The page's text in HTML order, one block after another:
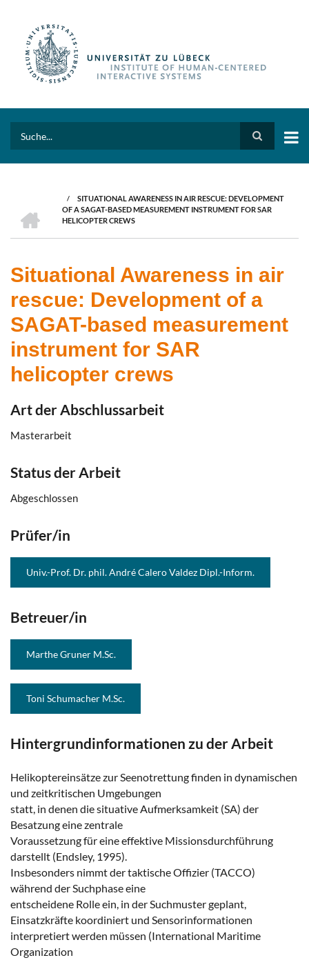
content
BREADCRUMB
/
SITUATIONAL AWARENESS IN AIR RESCUE: DEVELOPMENT
OF A SAGAT-BASED MEASUREMENT INSTRUMENT FOR SAR
HELICOPTER CREWS
Situational Awareness in air
rescue: Development of a
SAGAT-based measurement
instrument for SAR
helicopter crews
Art der Abschlussarbeit
Masterarbeit
Status der Arbeit
Abgeschlossen
Prüfer/in
Univ.-Prof. Dr. phil. André Calero Valdez Dipl.-Inform.
Betreuer/in
Marthe Gruner M.Sc.
Toni Schumacher M.Sc.
Hintergrundinformationen zu der Arbeit
Helikoptereinsätze zur Seenotrettung finden in dynamischen
und zeitkritischen Umgebungen
statt, in denen die situative Aufmerksamkeit (SA) der
Besatzung eine zentrale
Voraussetzung für eine effektive Missionsdurchführung
darstellt (Endsley, 1995).
Insbesonders nimmt der taktische Offizier (TACCO)
während der Suchphase eine
entscheidene Rolle ein, in der Suchmuster geplant,
Einsatzkräfte koordiniert und Sensorinformationen
interpretiert werden müssen (International Maritime
Organization